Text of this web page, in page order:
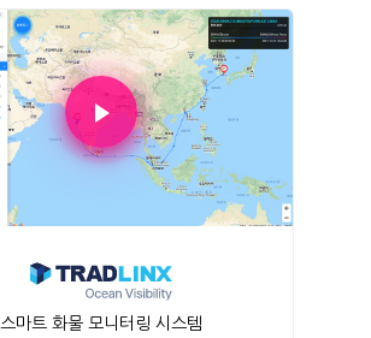
스마트 화물 모니터링 시스템